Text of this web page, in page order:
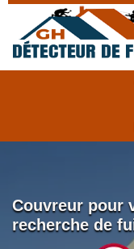
Couvreur pour
recherche de